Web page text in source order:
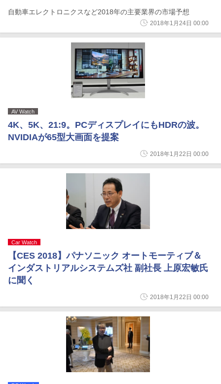
自動車エレクトロニクスなど2018年の主要業界の市場予想
2018年1月24日 00:00
AV Watch
4K、5K、21:9。PCディスプレイにもHDRの波。
NVIDIAが65型大画面を提案
2018年1月22日 00:00
Car Watch
【CES 2018】パナソニック オートモーティブ＆
インダストリアルシステムズ社 副社長 上原宏敏氏
に聞く
2018年1月22日 00:00